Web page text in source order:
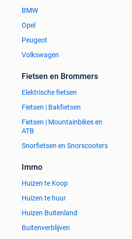
BMW
Opel
Peugeot
Volkswagen
Fietsen en Brommers
Elektrische fietsen
Fietsen | Bakfietsen
Fietsen | Mountainbikes en
ATB
Snorfietsen en Snorscooters
Immo
Huizen te Koop
Huizen te huur
Huizen Buitenland
Buitenverblijven